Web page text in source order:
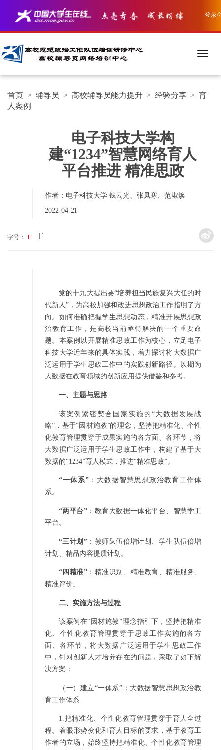
登录/
首页 > 辅导员 > 高校辅导员能力提升 > 经验分享 > 育
人案例
电子科技大学构
建“1234”智慧网络育人
平台推进 精准思政
作者：电子科技大学 钱云光、张凤寒、范淑焕
2022-04-21
字号： T T
党的十九大提出要“培养担当民族复兴大任的时
代新人”，为高校加强和改进思想政治工作指明了方
向。如何准确把握学生思想动态，精准开展思想政
治教育工作，是高校当前亟待解决的一个重要命
题。本案例以开展精准思政工作为核心，立足电子
科技大学近年来的具体实践，着力探讨将大数据广
泛运用于学生思政工作中的实践创新路径。以期为
大数据在教育领域的创新应用提供借鉴和参考。
一、主题与思路
该案例紧密契合国家实施的“大数据发展战
略”，基于“因材施教”的理念，坚持把精准化、个性
化教育管理贯穿于成果实施的各方面、各环节，将
大数据广泛运用于学生思政工作中，构建了基于大
数据的“1234”育人模式，推进“精准思政”。
“一体系”：大数据智慧思想政治教育工作体
系。
“两平台”：教育大数据一体化平台、智慧学工
平台。
“三计划”：教师队伍倍增计划、学生队伍倍增
计划、精品内容提质计划。
“四精准”：精准识别、精准教育、精准服务、
精准评价。
二、实施方法与过程
该案例在“因材施教”理念指引下，坚持把精准
化、个性化教育管理贯穿于思政工作实施的各方
面、各环节，将大数据广泛运用于学生思政工作
中，针对创新人才培养存在的问题，采取了如下解
决方案：
（一）建立“一体系”：大数据智慧思想政治教
育工作体系
1.把精准化、个性化教育管理贯穿于育人全过
程。着眼形势变化和育人目标的要求，基于教育工
作者的立场，始终坚持把精准化、个性化教育管理